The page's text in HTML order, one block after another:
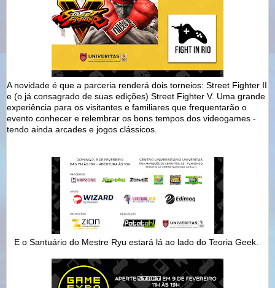
A novidade é que a parceria renderá dois torneios: Street Fighter II
e (o já consagrado de suas edições) Street Fighter V. Uma grande
experiência para os visitantes e familiares que frequentarão o
evento conhecer e relembrar os bons tempos dos videogames -
tendo ainda arcades e jogos clássicos.
E o Santuário do Mestre Ryu estará lá ao lado do Teoria Geek.